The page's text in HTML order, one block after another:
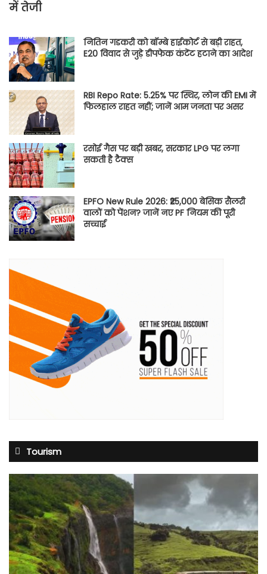
में तेजी
नितिन गडकरी को बॉम्बे हाईकोर्ट से बड़ी राहत,
E20 विवाद से जुड़े डीपफेक कंटेंट हटाने का आदेश
RBI Repo Rate: 5.25% पर स्थिर, लोन की EMI में
फिलहाल राहत नहीं; जानें आम जनता पर असर
रसोई गैस पर बड़ी खबर, सरकार LPG पर लगा
सकती है टैक्स
EPFO New Rule 2026: ₹25,000 बेसिक सैलरी
वालों को पेंशन? जानें नए PF नियम की पूरी
सच्चाई
Tourism